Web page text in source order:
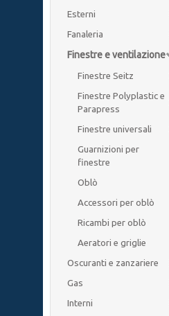
Esterni
Fanaleria
Finestre e ventilazione
Finestre Seitz
Finestre Polyplastic e
Parapress
Finestre universali
Guarnizioni per
finestre
Oblò
Accessori per oblò
Ricambi per oblò
Aeratori e griglie
Oscuranti e zanzariere
Gas
Interni